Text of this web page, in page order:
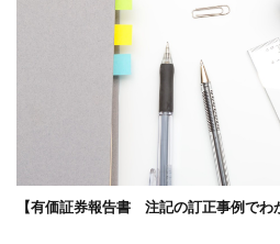
【有価証券報告書 注記の訂正事例でわ